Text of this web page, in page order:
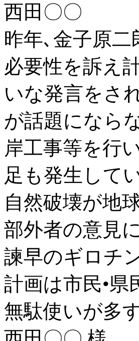
西田〇〇
昨年､金子原
必要性を訴え
いな発言をさ
が話題になら
岸工事等を行
足も発生して
自然破壊が地
部外者の意見
諫早のギロチ
計画は市民•
無駄使いが多